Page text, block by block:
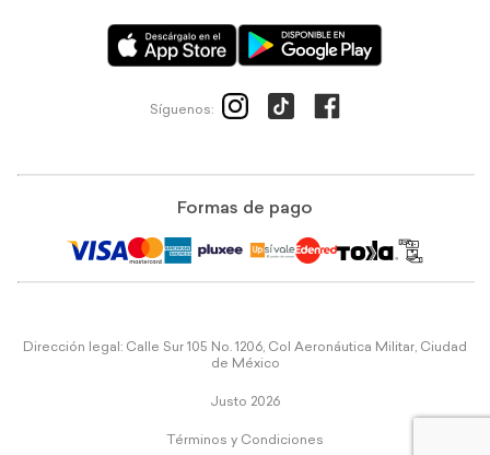
Síguenos:
Formas de pago
Dirección legal: Calle Sur 105 No. 1206, Col Aeronáutica Militar, Ciudad
de México
Justo 2026
Términos y Condiciones